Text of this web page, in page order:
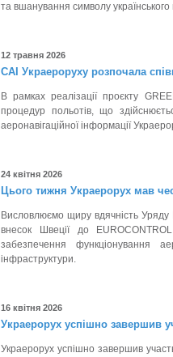
та вшанування символу українського
12 травня 2026
САІ Украероруху розпочала
В рамках реалізації проєкту
процедур польотів, що
аеронавігаційної інформації
24 квітня 2026
Цього тижня Украерорух мав
Висловлюємо щиру вдячність Уряду
внесок Швеції до
забезпечення функціонування
інфраструктури.
16 квітня 2026
Украерорух успішно завершив
Украерорух успішно завершив